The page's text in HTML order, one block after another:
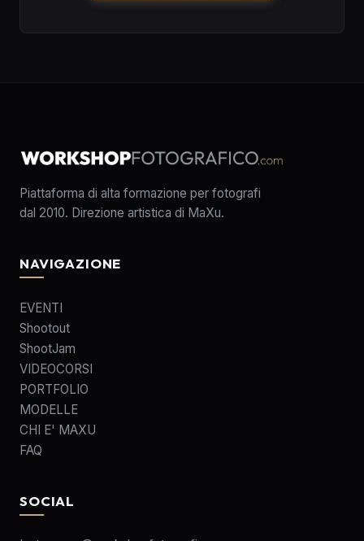
Piattaforma di alta formazione per fotografi
dal 2010. Direzione artistica di MaXu.
NAVIGAZIONE
EVENTI
Shootout
ShootJam
VIDEOCORSI
PORTFOLIO
MODELLE
CHI E' MAXU
FAQ
SOCIAL